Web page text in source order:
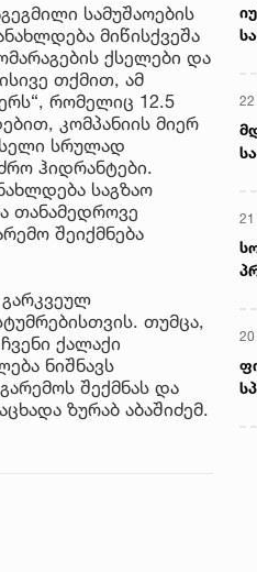
სამუშაოების
მიწისქვეშა
ქსელები და
თქმით, ამ
რომელიც 12.5
კომპანიის მიერ
სრულად
ჰიდრანტები.
საგზაო
თანამედროვე
შეიქმნება
თუმცა,
ქალაქი
ნიშნავს
შექმნას და
ზურაბ აბაშიძემ.
22
21